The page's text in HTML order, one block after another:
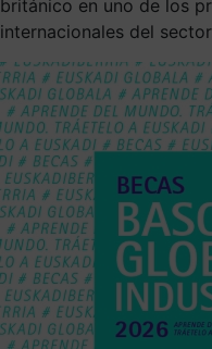
británico en uno de los
internacionales del